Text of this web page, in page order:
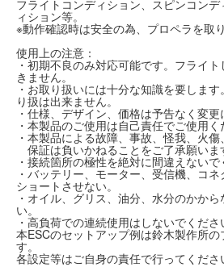
フライトコンディション、スピンコン
ィション等。
※動作確認時は安全の為、プロペラを取
使用上の注意：
・初期不良のみ対応可能です。フライ
きません。
・お取り扱いには十分な知識を要しま
り扱は出来ません。
・仕様、デザイン、価格は予告なく変更
・本製品のご使用は自己責任でご使用く
・本製品による故障、事故、怪我、火傷
保証は負いかねることをご了承願いま
・接続箇所の極性を絶対に間違えないで
・バッテリー、モーター、受信機、コ
ショートさせない。
・オイル、グリス、油分、水分のかか
い。
・高負荷での連続使用はしないでくださ
本ESCのセットアップ例は鈴木製作所
す。
各設定等はご自身の責任で行ってくださ